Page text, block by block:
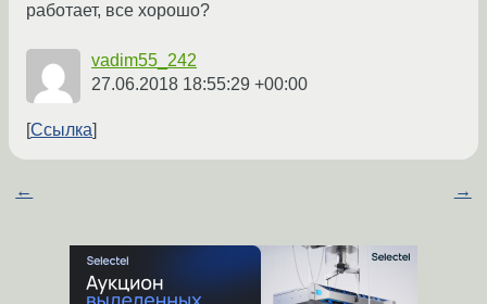
работает, все хорошо?
vadim55_242
27.06.2018 18:55:29 +00:00
Ссылка
← →